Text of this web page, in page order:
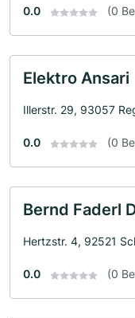
0.0 (0
Elektro Ansari
Illerstr. 29, 93057
0.0 (0
Bernd Faderl
Hertzstr. 4, 92521
0.0 (0